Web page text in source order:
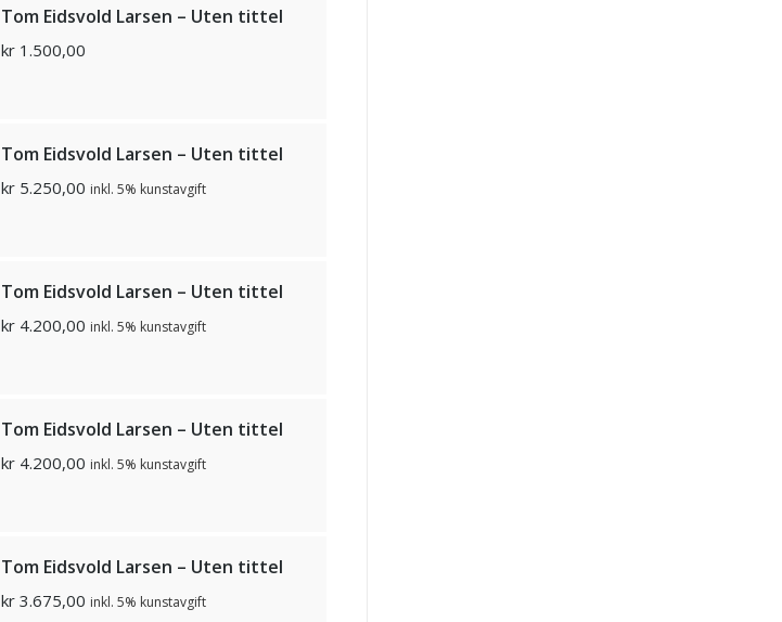
Tom Eidsvold Larsen – Uten tittel
kr1.500,00
Tom Eidsvold Larsen – Uten tittel
kr5.250,00 inkl. 5% kunstavgift
Tom Eidsvold Larsen – Uten tittel
kr4.200,00 inkl. 5% kunstavgift
Tom Eidsvold Larsen – Uten tittel
kr4.200,00 inkl. 5% kunstavgift
Tom Eidsvold Larsen – Uten tittel
kr3.675,00 inkl. 5% kunstavgift